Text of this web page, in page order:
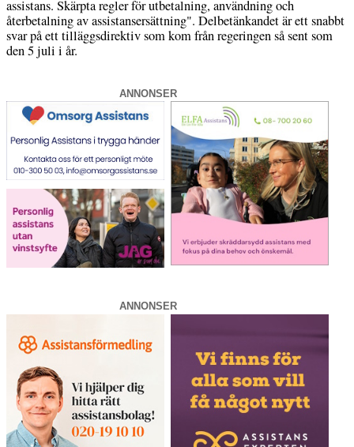
assistans. Skärpta regler för utbetalning, användning och
återbetalning av assistansersättning". Delbetänkandet är ett snabbt
svar på ett tilläggsdirektiv som kom från regeringen så sent som
den 5 juli i år.
ANNONSER
ANNONSER